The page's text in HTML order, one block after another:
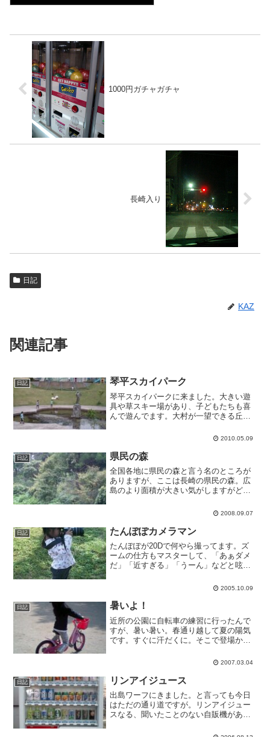
1000円ガチャガチャ
長崎入り
日記
KAZ
関連記事
日記 琴平スカイパーク
琴平スカイパークに来ました。大きい遊
具や草スキー場があり、子どもたちも喜
んで遊んでます。大村が一望できる丘に
ありました。初めて目の前でパラグライ
すね。
2010.05.09
日記 県民の森
全国各地に県民の森と言う名のところが
ありますが、ここは長崎の県民の森。広
島のより面積が大きい気がしますがどう
2008.09.07
日記 たんぽぽカメラマン
たんぽぽが20Dで何やら撮ってます。ズ
ームの仕方もマスターして、「あぁダメ
だ」「近すぎる」「うーん」などと呟き
2005.10.09
日記 暑いよ！
近所の公園に自転車の練習に行ったんで
すが、暑い暑い。春通り越して夏の陽気
です。すぐに汗だくに。そこで登場かき
2007.03.04
日記 リンアイジュース
出島ワーフにきました。と言っても今日
はただの通り道ですが。リンアイジュー
スなる、聞いたことのない自販機があり